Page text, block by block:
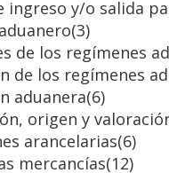
ingreso y/o salida
(3)
de los regímenes
de los regímenes
aduanera(6)
origen y
arancelarias(6)
mercancías(12)